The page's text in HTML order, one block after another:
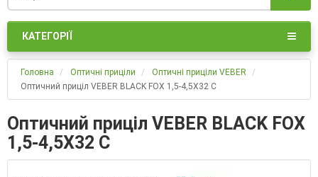
КАТЕГОРІЇ
Головна Оптичні приціли
Оптичні приціли VEBER
Оптичний приціл VEBER BLACK FOX 1,5-4,5Х32 C
Оптичний приціл VEBER BLACK FOX
1,5-4,5Х32 C